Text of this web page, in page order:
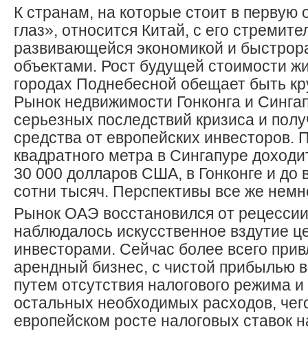
К странам, на которые стоит в первую
глаз», относится Китай, с его
развивающейся экономикой и
объектами. Рост будущей стоимости
городах Поднебесной обещает быть
Рынок недвижимости Гонконга и
серьезных последствий кризиса и
средства от европейских инвесторов.
квадратного метра в Сингапуре
30 000 долларов США, в Гонконге и до
сотни тысяч. Перспективы все же
Рынок ОАЭ восстановился от
наблюдалось искусственное вздутие
инвесторами. Сейчас более всего
арендный бизнес, с чистой прибылью
путем отсутствия налогового режима
остальных необходимых расходов,
европейском росте налоговых ставок